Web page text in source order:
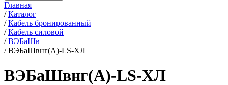
Главная
/Каталог
/Кабель бронированный
/Кабель силовой
/ВЭБаШв
/ВЭБаШвнг(А)-LS-ХЛ
ВЭБаШвнг(А)-LS-ХЛ